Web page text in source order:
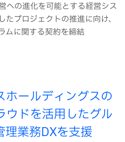
への進化を可能とする経営シス
プロジェクトの推進に向け、
ムに関する契約を締結
ホールディングスの
ウドを活用したグル
理業務DXを支援